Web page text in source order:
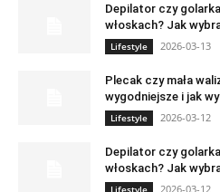
Depilator czy
włoskach? Jak
Lifestyle 2026-03-13
Plecak czy mała
wygodniejsze i jak
Lifestyle 2026-03-12
Depilator czy
włoskach? Jak
Lifestyle 2026-03-12